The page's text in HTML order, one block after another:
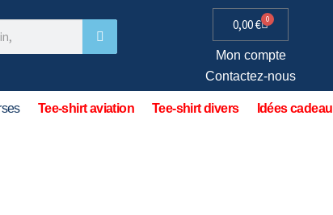
0,00€ 0
Mon compte
Contactez-nous
Tee-shirt aviation Tee-shirt divers Idées cadeau